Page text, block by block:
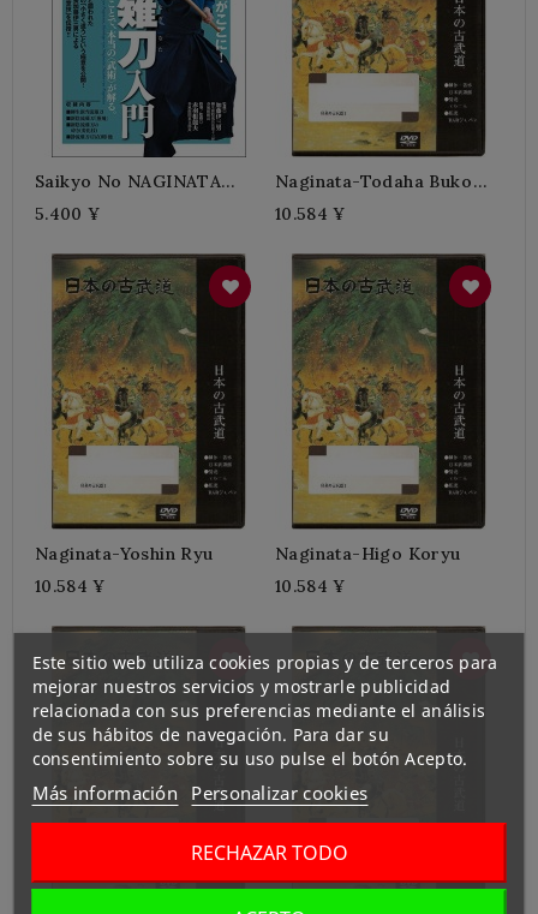
Saikyo No NAGINATA
Nyumon
5.400 ¥
Naginata-Todaha Buko
Ryu
10.584 ¥
Naginata-Yoshin Ryu
10.584 ¥
Naginata-Higo Koryu
10.584 ¥
Este sitio web utiliza cookies propias y de terceros para
mejorar nuestros servicios y mostrarle publicidad
relacionada con sus preferencias mediante el análisis
de sus hábitos de navegación. Para dar su
consentimiento sobre su uso pulse el botón Acepto.
Más información Personalizar cookies
RECHAZAR TODO